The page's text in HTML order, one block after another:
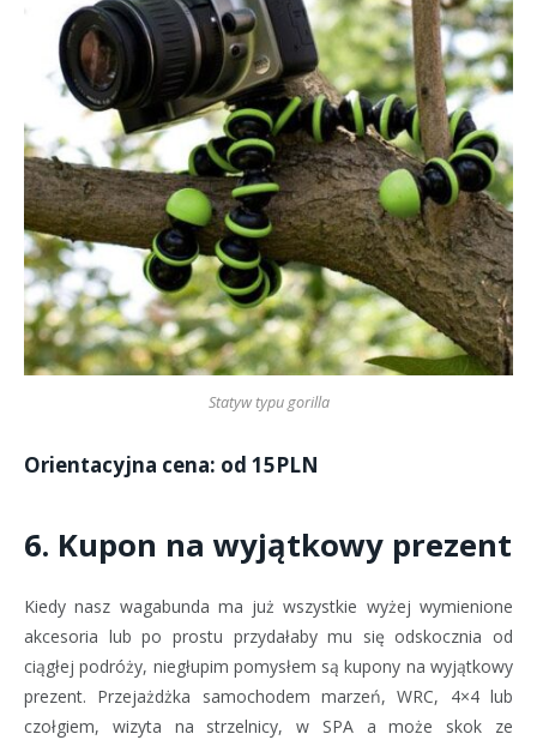
Statyw typu gorilla
Orientacyjna cena: od 15PLN
6. Kupon na wyjątkowy prezent
Kiedy nasz wagabunda ma już wszystkie wyżej wymienione
akcesoria lub po prostu przydałaby mu się odskocznia od
ciągłej podróży, niegłupim pomysłem są kupony na wyjątkowy
prezent. Przejażdżka samochodem marzeń, WRC, 4×4 lub
czołgiem, wizyta na strzelnicy, w SPA a może skok ze